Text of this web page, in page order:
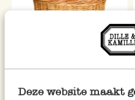
Deze website maakt